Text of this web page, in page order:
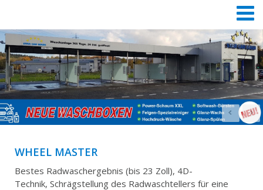
WHEEL MASTER
Bestes Radwaschergebnis (bis 23 Zoll), 4D-
Technik, Schrägstellung des Radwaschtellers für eine